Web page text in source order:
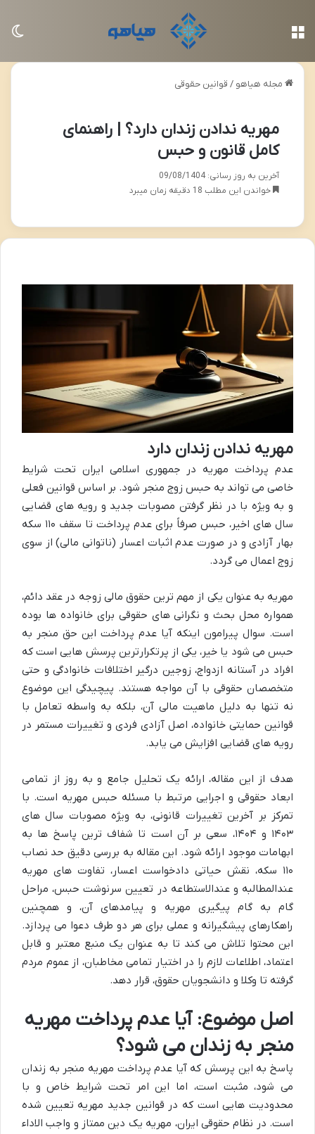
مجله هیاهو / قوانین حقوقی
مهریه ندادن زندان دارد؟ | راهنمای
کامل قانون و حبس
آخرین به روز رسانی: 09/08/1404
خواندن این مطلب 18 دقیقه زمان میبرد
مهریه ندادن زندان دارد
عدم پرداخت مهریه در جمهوری اسلامی ایران تحت شرایط
خاصی می تواند به حبس زوج منجر شود. بر اساس قوانین فعلی
و به ویژه با در نظر گرفتن مصوبات جدید و رویه های قضایی
سال های اخیر، حبس صرفاً برای عدم پرداخت تا سقف ۱۱۰ سکه
بهار آزادی و در صورت عدم اثبات اعسار (ناتوانی مالی) از سوی
زوج اعمال می گردد.
مهریه به عنوان یکی از مهم ترین حقوق مالی زوجه در عقد دائم،
همواره محل بحث و نگرانی های حقوقی برای خانواده ها بوده
است. سوال پیرامون اینکه آیا عدم پرداخت این حق منجر به
حبس می شود یا خیر، یکی از پرتکرارترین پرسش هایی است که
افراد در آستانه ازدواج، زوجین درگیر اختلافات خانوادگی و حتی
متخصصان حقوقی با آن مواجه هستند. پیچیدگی این موضوع
نه تنها به دلیل ماهیت مالی آن، بلکه به واسطه تعامل با
قوانین حمایتی خانواده، اصل آزادی فردی و تغییرات مستمر در
رویه های قضایی افزایش می یابد.
هدف از این مقاله، ارائه یک تحلیل جامع و به روز از تمامی
ابعاد حقوقی و اجرایی مرتبط با مسئله حبس مهریه است. با
تمرکز بر آخرین تغییرات قانونی، به ویژه مصوبات سال های
۱۴۰۳ و ۱۴۰۴، سعی بر آن است تا شفاف ترین پاسخ ها به
ابهامات موجود ارائه شود. این مقاله به بررسی دقیق حد نصاب
۱۱۰ سکه، نقش حیاتی دادخواست اعسار، تفاوت های مهریه
عندالمطالبه و عندالاستطاعه در تعیین سرنوشت حبس، مراحل
گام به گام پیگیری مهریه و پیامدهای آن، و همچنین
راهکارهای پیشگیرانه و عملی برای هر دو طرف دعوا می پردازد.
این محتوا تلاش می کند تا به عنوان یک منبع معتبر و قابل
اعتماد، اطلاعات لازم را در اختیار تمامی مخاطبان، از عموم مردم
گرفته تا وکلا و دانشجویان حقوق، قرار دهد.
اصل موضوع: آیا عدم پرداخت مهریه
منجر به زندان می شود؟
پاسخ به این پرسش که آیا عدم پرداخت مهریه منجر به زندان
می شود، مثبت است، اما این امر تحت شرایط خاص و با
محدودیت هایی است که در قوانین جدید مهریه تعیین شده
است. در نظام حقوقی ایران، مهریه یک دین ممتاز و واجب الاداء